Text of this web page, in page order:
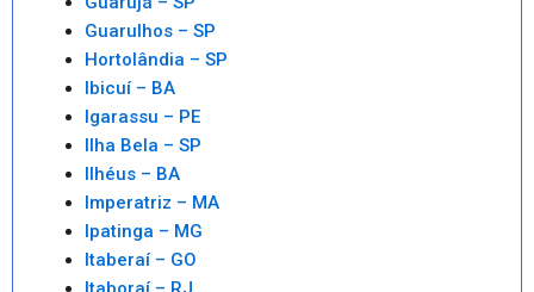
Guarulhos – SP
Hortolândia – SP
Ibicuí – BA
Igarassu – PE
Ilha Bela – SP
Ilhéus – BA
Imperatriz – MA
Ipatinga – MG
Itaberaí – GO